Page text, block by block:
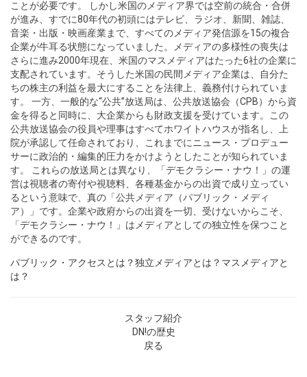
ことが必要です。 しかし米国のメディア界では空前の統合・合併
が進み、すでに80年代の初頭にはテレビ、ラジオ、新聞、雑誌、
音楽・出版・映画産業まで、すべてのメディア発信源を15の複合
企業が牛耳る状態になっていました。メディアの多様性の喪失は
さらに進み2000年現在、米国のマスメディアはたった6社の企業に
支配されています。そうした米国の民間メディア企業は、自分た
ちの株主の利益を最大にすることを法律上、義務付けられていま
す。 一方、一般的な“公共”放送局は、公共放送協会（CPB）から資
金を得ると同時に、大企業からも財政支援を受けています。この
公共放送協会の役員や理事はすべてホワイトハウスが指名し、上
院が承認して任命されており、これまでにニュース・プロデュー
サーに政治的・編集的圧力をかけようとしたことが知られていま
す。 これらの放送局とは異なり、「デモクラシー・ナウ！」の運
営は視聴者の寄付や視聴料、各種基金からの出資で成り立ってい
るという意味で、真の「公共メディア（パブリック・メディ
ア）」です。企業や政府からの出資を一切、受けないからこそ、
「デモクラシー・ナウ！」はメディアとしての独立性を保つこと
ができるのです。
パブリック・アクセスとは？独立メディアとは？マスメディアと
は？
スタッフ紹介
DN!の歴史
戻る